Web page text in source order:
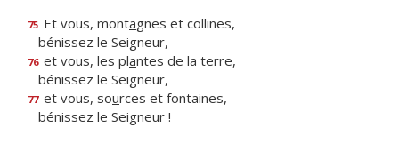
75 Et vous, montagnes et collines,
bénissez le Seigneur,
76 et vous, les plantes de la terre,
bénissez le Seigneur,
77 et vous, sources et fontaines,
bénissez le Seigneur !